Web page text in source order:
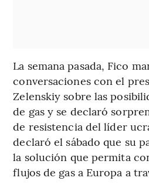
La semana pasada, Fico
conversaciones con el
Zelenskiy sobre las
de gas y se declaró
de resistencia del líder
declaró el sábado que su
la solución que permita
flujos de gas a Europa a